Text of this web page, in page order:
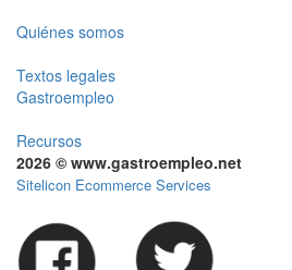
Quiénes somos
Textos legales
Gastroempleo
Recursos
2026 © www.gastroempleo.net
Sitelicon Ecommerce Services